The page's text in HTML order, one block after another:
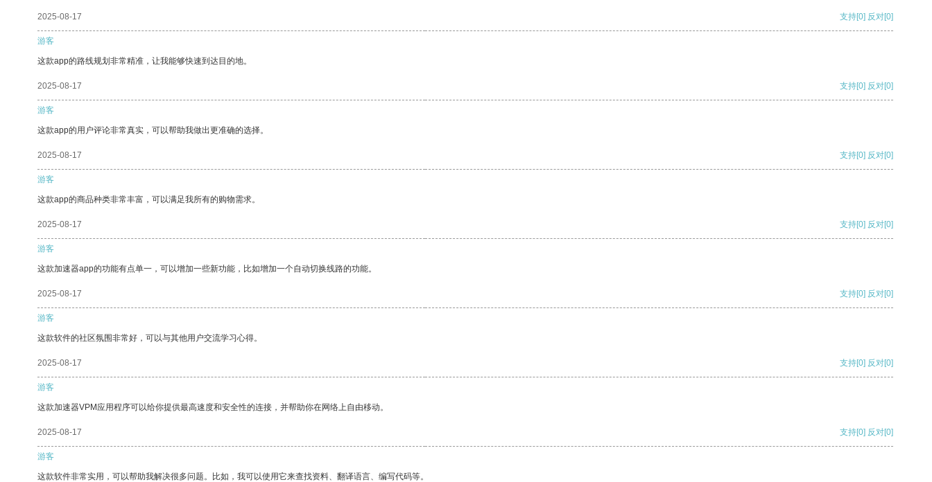
2025-08-17 支持[0] 反对[0]
游客
这款app的路线规划非常精准，让我能够快速到达目的地。
2025-08-17 支持[0] 反对[0]
游客
这款app的用户评论非常真实，可以帮助我做出更准确的选择。
2025-08-17 支持[0] 反对[0]
游客
这款app的商品种类非常丰富，可以满足我所有的购物需求。
2025-08-17 支持[0] 反对[0]
游客
这款加速器app的功能有点单一，可以增加一些新功能，比如增加一个自动切换线路的功能。
2025-08-17 支持[0] 反对[0]
游客
这款软件的社区氛围非常好，可以与其他用户交流学习心得。
2025-08-17 支持[0] 反对[0]
游客
这款加速器VPM应用程序可以给你提供最高速度和安全性的连接，并帮助你在网络上自由移动。
2025-08-17 支持[0] 反对[0]
游客
这款软件非常实用，可以帮助我解决很多问题。比如，我可以使用它来查找资料、翻译语言、编写代码等。